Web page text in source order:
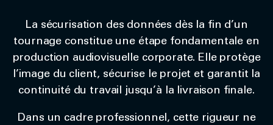
La sécurisation des données dès la fin d’un
tournage constitue une étape fondamentale en
production audiovisuelle corporate. Elle protège
l’image du client, sécurise le projet et garantit la
continuité du travail jusqu’à la livraison finale.
Dans un cadre professionnel, cette rigueur ne